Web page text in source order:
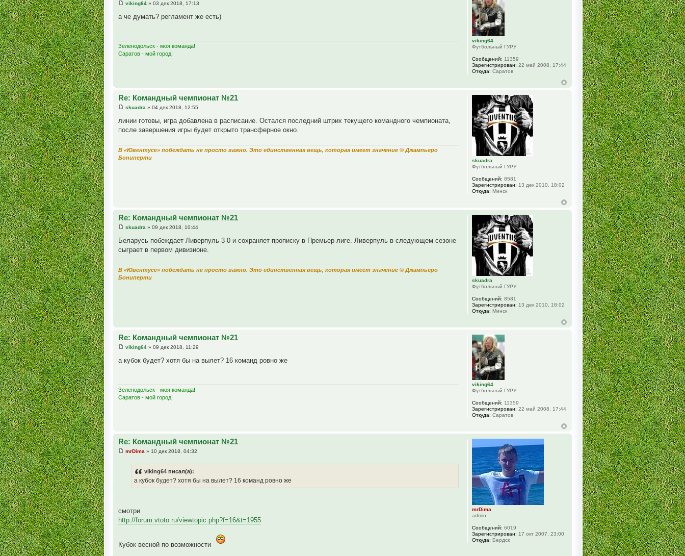
viking64 » 03 дек 2018, 17:13
а че думать? регламент же есть)
Зеленодольск - моя команда!
Саратов - мой город!
viking64
Футбольный ГУРУ
Сообщений: 11359
Зарегистрирован: 22 май 2008, 17:44
Откуда: Саратов
Re: Командный чемпионат №21
skuadra » 04 дек 2018, 12:55
линии готовы, игра добавлена в расписание. Остался последний штрих текущего командного чемпионата,
после завершения игры будет открыто трансферное окно.
В «Ювентусе» побеждать не просто важно. Это единственная вещь, которая имеет значение © Джампьеро
Бониперти
skuadra
Футбольный ГУРУ
Сообщений: 8581
Зарегистрирован: 13 дек 2010, 18:02
Откуда: Минск
Re: Командный чемпионат №21
skuadra » 09 дек 2018, 10:44
Беларусь побеждает Ливерпуль 3-0 и сохраняет прописку в Премьер-лиге. Ливерпуль в следующем сезоне
сыграет в первом дивизионе.
В «Ювентусе» побеждать не просто важно. Это единственная вещь, которая имеет значение © Джампьеро
Бониперти
skuadra
Футбольный ГУРУ
Сообщений: 8581
Зарегистрирован: 13 дек 2010, 18:02
Откуда: Минск
Re: Командный чемпионат №21
viking64 » 09 дек 2018, 11:29
а кубок будет? хотя бы на вылет? 16 команд ровно же
Зеленодольск - моя команда!
Саратов - мой город!
viking64
Футбольный ГУРУ
Сообщений: 11359
Зарегистрирован: 22 май 2008, 17:44
Откуда: Саратов
Re: Командный чемпионат №21
mrDima » 10 дек 2018, 04:32
viking64 писал(а):
а кубок будет? хотя бы на вылет? 16 команд ровно же
смотри
http://forum.vtoto.ru/viewtopic.php?f=16&t=1955
Кубок весной по возможности
mrDima
admin
Сообщений: 6019
Зарегистрирован: 17 окт 2007, 23:00
Откуда: Бердск